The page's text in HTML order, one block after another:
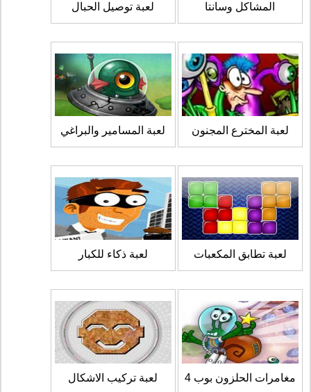
المشاكل وسانتا لعبة توصيل الحبال
لعبة المخترع المجنون لعبة المسامير والبراغي
لعبة تطابق المكعبات لعبة ذكاء للكبار
مغامرات الحلزون بوب 4 لعبة تركيب الاشكال